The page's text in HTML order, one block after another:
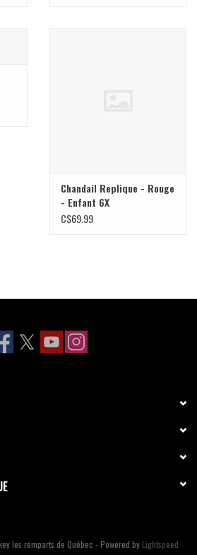
Chandail Replique - Rouge
- Enfant 6X
C$69.99
les remparts de Québec - Powered by Lightspeed